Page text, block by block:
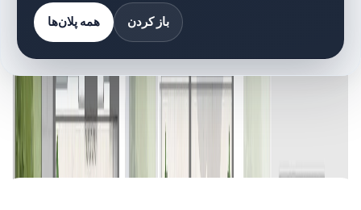
همه پلان‌ها باز کردن
کتابخانه اسناد
اسناد پلان طبقه